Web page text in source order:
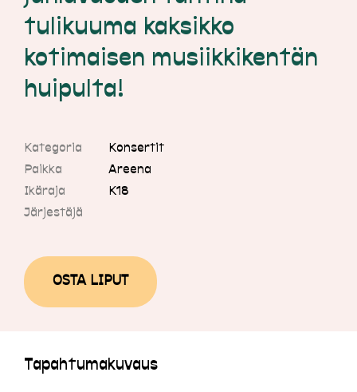
tulikuuma kaksikko
kotimaisen musiikkikentän
huipulta!
Kategoria
Konsertit
Paikka
Areena
Ikäraja
K18
Järjestäjä
OSTA LIPUT
Tapahtumakuvaus